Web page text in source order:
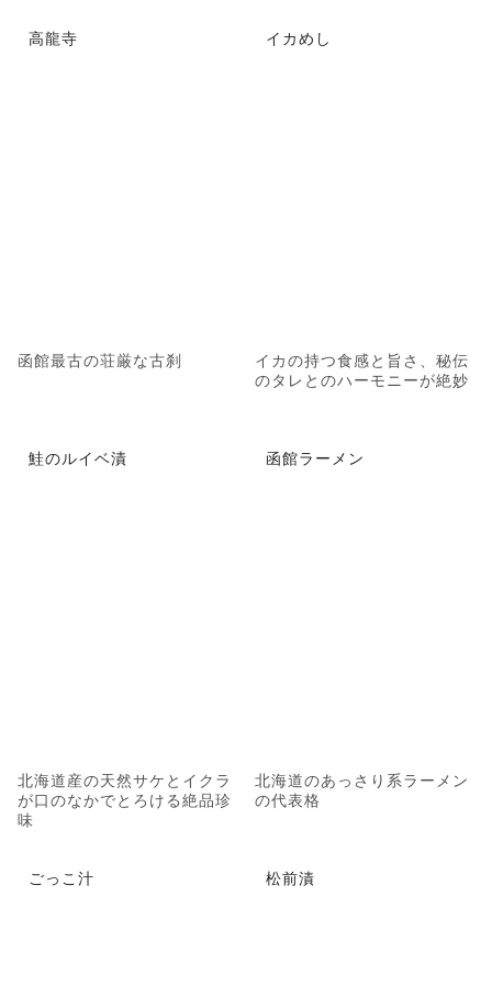
高龍寺
函館最古の荘厳な古刹
イカめし
イカの持つ食感と旨さ、秘伝
のタレとのハーモニーが絶妙
鮭のルイベ漬
北海道産の天然サケとイクラ
が口のなかでとろける絶品珍
味
函館ラーメン
北海道のあっさり系ラーメン
の代表格
ごっこ汁 松前漬